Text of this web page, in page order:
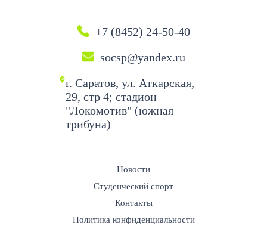
+7 (8452) 24-50-40
socsp@yandex.ru
г. Саратов, ул. Аткарская,
29, стр 4; стадион
"Локомотив" (южная
трибуна)
Новости
Студенческий спорт
Контакты
Политика конфиденциальности